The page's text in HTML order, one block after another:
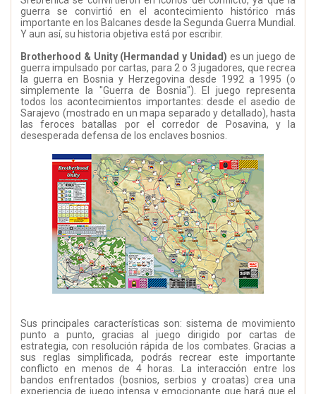
guerra se convirtió en el acontecimiento histórico más
importante en los Balcanes desde la Segunda Guerra Mundial.
Y aun así, su historia objetiva está por escribir.
Brotherhood & Unity (Hermandad y Unidad) es un juego de
guerra impulsado por cartas, para 2 o 3 jugadores, que recrea
la guerra en Bosnia y Herzegovina desde 1992 a 1995 (o
simplemente la "Guerra de Bosnia"). El juego representa
todos los acontecimientos importantes: desde el asedio de
Sarajevo (mostrado en un mapa separado y detallado), hasta
las feroces batallas por el corredor de Posavina, y la
desesperada defensa de los enclaves bosnios.
Sus principales características son: sistema de movimiento
punto a punto, gracias al juego dirigido por cartas de
estrategia, con resolución rápida de los combates. Gracias a
sus reglas simplificada, podrás recrear este importante
conflicto en menos de 4 horas. La interacción entre los
bandos enfrentados (bosnios, serbios y croatas) crea una
experiencia de juego intensa y emocionante que hará que el